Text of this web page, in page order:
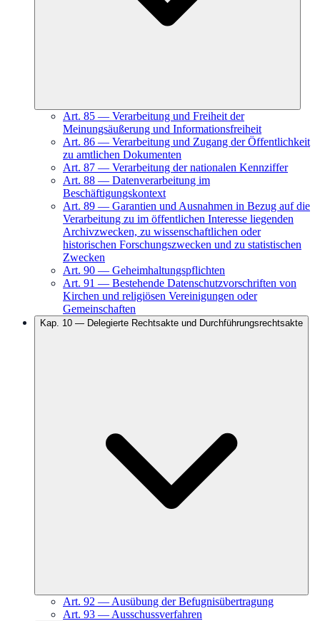
Art. 85 — Verarbeitung und Freiheit der
Meinungsäußerung und Informationsfreiheit
Art. 86 — Verarbeitung und Zugang der Öffentlichkeit
zu amtlichen Dokumenten
Art. 87 — Verarbeitung der nationalen Kennziffer
Art. 88 — Datenverarbeitung im
Beschäftigungskontext
Art. 89 — Garantien und Ausnahmen in Bezug auf die
Verarbeitung zu im öffentlichen Interesse liegenden
Archivzwecken, zu wissenschaftlichen oder
historischen Forschungszwecken und zu statistischen
Zwecken
Art. 90 — Geheimhaltungspflichten
Art. 91 — Bestehende Datenschutzvorschriften von
Kirchen und religiösen Vereinigungen oder
Gemeinschaften
Kap. 10 — Delegierte Rechtsakte und Durchführungsrechtsakte
Art. 92 — Ausübung der Befugnisübertragung
Art. 93 — Ausschussverfahren